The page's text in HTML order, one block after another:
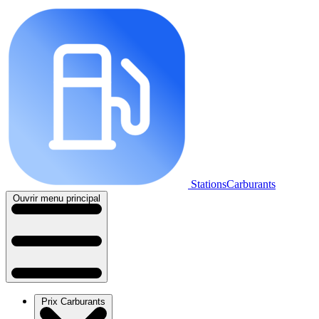
StationsCarburants
Ouvrir menu principal
Prix Carburants